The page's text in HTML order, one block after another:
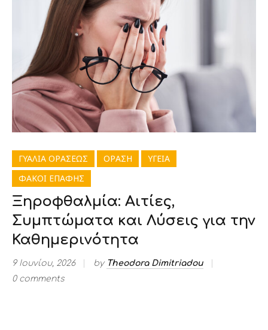
ΓΥΑΛΙΑ ΟΡΑΣΕΩΣ ΟΡΑΣΗ
ΥΓΕΙΑ
ΦΑΚΟΙ ΕΠΑΦΗΣ
Ξηροφθαλμία: Αιτίες,
Συμπτώματα και Λύσεις για την
Καθημερινότητα
9 Ιουνίου, 2026 by Theodora Dimitriadou
0 comments